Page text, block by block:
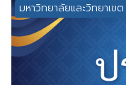
มหาวิทยาลัยและวิทยาเขต